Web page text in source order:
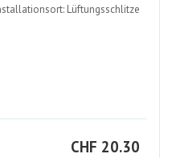
Lüftungsschlitze
CHF CHF
20.30